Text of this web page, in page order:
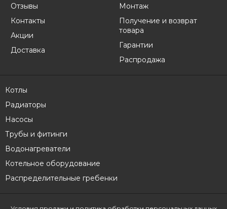
Отзывы
Контакты
Акции
Доставка
Монтаж
Получение и возврат
товара
Гарантии
Распродажа
Котлы
Радиаторы
Насосы
Трубы и фитинги
Водонагреватели
Котельное оборудование
Распределительные гребенки